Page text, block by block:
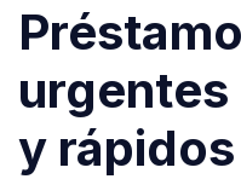
y